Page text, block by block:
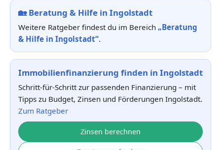
🏡Beratung & Hilfe in Ingolstadt
Weitere Ratgeber findest du im Bereich „Beratung
& Hilfe in Ingolstadt“.
Immobilienfinanzierung finden in Ingolstadt
Schritt-für-Schritt zur passenden Finanzierung – mit
Tipps zu Budget, Zinsen und Förderungen Ingolstadt.
Zum Ratgeber
Zinsen berechnen